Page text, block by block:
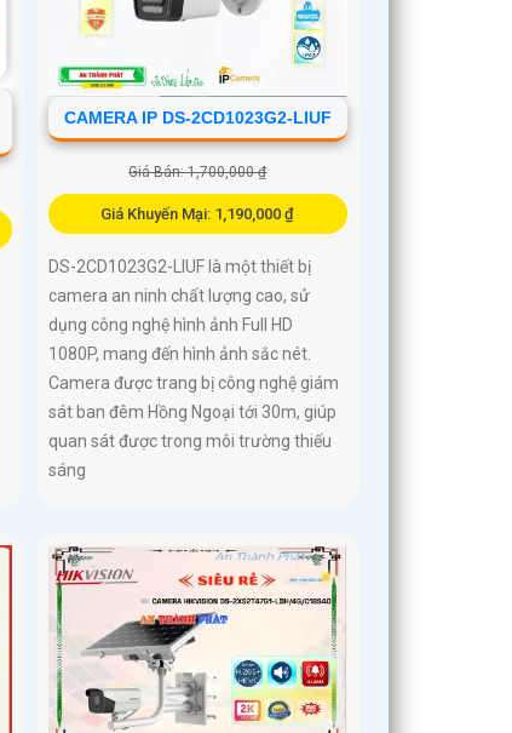
CAMERA IP DS-2CD1023G2-LIUF
Giá Bán: 1,700,000 ₫
Giá Khuyến Mại: 1,190,000 ₫
DS-2CD1023G2-LIUF là một thiết bị
camera an ninh chất lượng cao, sử
dụng công nghệ hình ảnh Full HD
1080P, mang đến hình ảnh sắc nét.
Camera được trang bị công nghệ giám
sát ban đêm Hồng Ngoại tới 30m, giúp
quan sát được trong môi trường thiếu
sáng